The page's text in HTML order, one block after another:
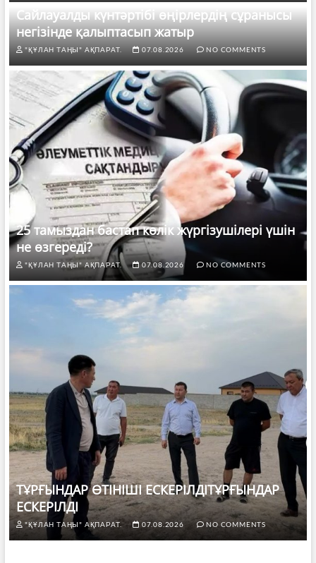
Сайлауалды күнтәртібі өңірлердің сұранысы
негізінде қалыптасып жатыр
"ҚҰЛАН ТАҢЫ" АҚПАРАТ. 07.08.2026 NO COMMENTS
25 тамыздан бастап көлік жүргізушілері үшін
не өзгереді?
"ҚҰЛАН ТАҢЫ" АҚПАРАТ. 07.08.2026 NO COMMENTS
ТҰРҒЫНДАР ӨТІНІШІ ЕСКЕРІЛДІТҰРҒЫНДАР
ЕСКЕРІЛДІ
"ҚҰЛАН ТАҢЫ" АҚПАРАТ. 07.08.2026 NO COMMENTS